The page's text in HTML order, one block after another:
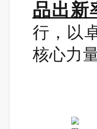
品出新
行，以
核心力